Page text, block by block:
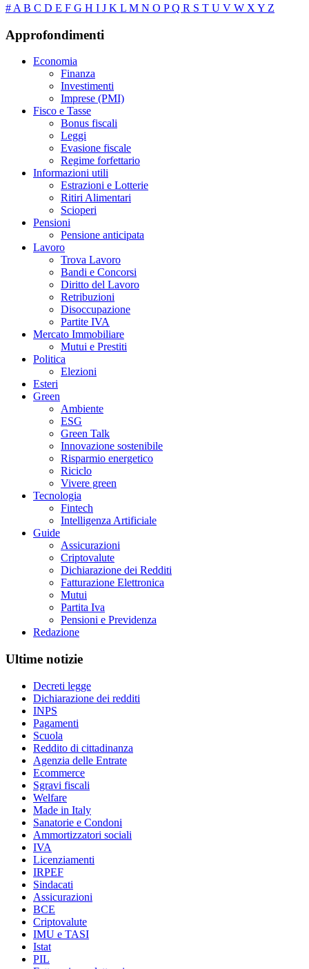
# A B C D E F G H I J K L M N O PQ R S T U V W X Y Z
Approfondimenti
Economia
Finanza
Investimenti
Imprese (PMI)
Fisco e Tasse
Bonus fiscali
Leggi
Evasione fiscale
Regime forfettario
Informazioni utili
Estrazioni e Lotterie
Ritiri Alimentari
Scioperi
Pensioni
Pensione anticipata
Lavoro
Trova Lavoro
Bandi e Concorsi
Diritto del Lavoro
Retribuzioni
Disoccupazione
Partite IVA
Mercato Immobiliare
Mutui e Prestiti
Politica
Elezioni
Esteri
Green
Ambiente
ESG
Green Talk
Innovazione sostenibile
Risparmio energetico
Riciclo
Vivere green
Tecnologia
Fintech
Intelligenza Artificiale
Guide
Assicurazioni
Criptovalute
Dichiarazione dei Redditi
Fatturazione Elettronica
Mutui
Partita Iva
Pensioni e Previdenza
Redazione
Ultime notizie
Decreti legge
Dichiarazione dei redditi
INPS
Pagamenti
Scuola
Reddito di cittadinanza
Agenzia delle Entrate
Ecommerce
Sgravi fiscali
Welfare
Made in Italy
Sanatorie e Condoni
Ammortizzatori sociali
IVA
Licenziamenti
IRPEF
Sindacati
Assicurazioni
BCE
Criptovalute
IMU e TASI
Istat
PIL